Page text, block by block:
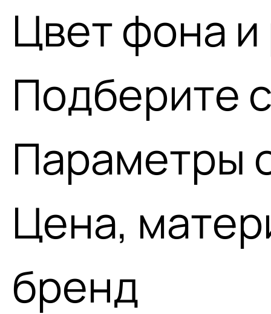
Цвет фона и
Подберите
Параметры
Цена,
бренд